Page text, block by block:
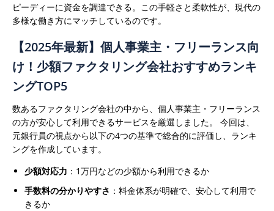
ピーディーに資金を調達できる。この手軽さと柔軟性が、現代の
多様な働き方にマッチしているのです。
【2025年最新】個人事業主・フリーランス向
け！少額ファクタリング会社おすすめランキ
ングTOP5
数あるファクタリング会社の中から、個人事業主・フリーランス
の方が安心して利用できるサービスを厳選しました。
今回は、
元銀行員の視点から以下の4つの基準で総合的に評価し、ランキ
ングを作成しています。
少額対応力 ：1万円などの少額から利用できるか
手数料の分かりやすさ ：料金体系が明確で、安心して利用で
きるか